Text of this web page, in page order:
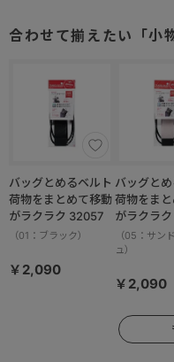
ー 00144
合わせて揃えたい「小
バッグとめるベルト
荷物をまとめて移動
がラクラク 32057
（01：ブラック）
￥2,090
バッグと
荷物をま
がラクラ
（05：サン
ュ）
￥2,090